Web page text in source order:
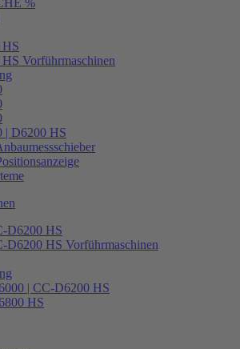
%
Vorführmaschinen
| D6200 HS
D6200 HS
D6200 HS Vorführmaschinen
| CC-D6200 HS
HS